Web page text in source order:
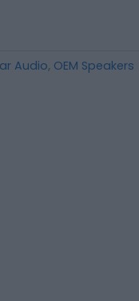
Audio, OEM Speakers